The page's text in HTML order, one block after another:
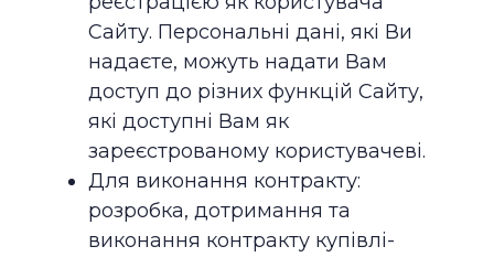
Сайту. Персональні дані, які Ви
надаєте, можуть надати Вам
доступ до різних функцій Сайту,
які доступні Вам як
зареєстрованому користувачеві.
Для виконання контракту:
розробка, дотримання та
виконання контракту купівлі-